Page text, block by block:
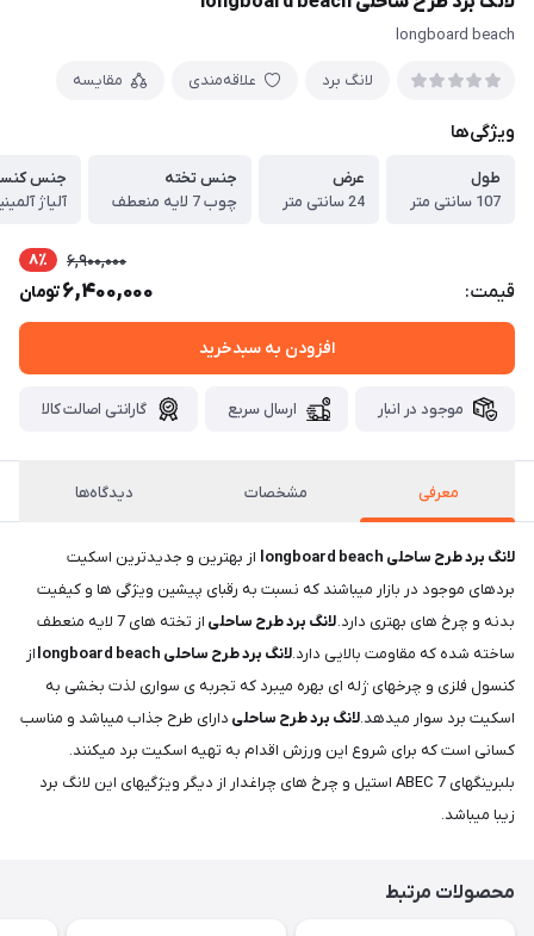
longboard beach
لانگ برد علاقه‌مندی مقایسه
ویژگی‌ها
طول
107 سانتی متر
عرض
24 سانتی متر
جنس تخته
چوب 7 لایه منعطف
جنس
آلیاژ
قیمت:
6,900,000 8٪
6,400,000تومان
افزودن به سبدخرید
موجود در انبار ارسال سریع گارانتی اصالت کالا
معرفی مشخصات دیدگاه‌ها
لانگ برد طرح ساحلی longboard beach
از بهترین و جدیدترین اسکیت
بردهای موجود در بازار میباشند که نسبت به رقبای پیشین ویژگی ها و کیفیت
بدنه و چرخ های بهتری دارد.لانگ برد طرح ساحلی
از تخته های 7 لایه منعطف
ساخته شده که مقاومت بالایی دارد.لانگ برد طرح ساحلی longboard beach
از
کنسول فلزی و چرخهای ژله ای بهره میبرد که تجربه ی سواری لذت بخشی به
اسکیت برد سوار میدهد.لانگ برد طرح ساحلی دارای طرح جذاب میباشد و مناسب
کسانی است که برای شروع این ورزش اقدام به تهیه اسکیت برد میکنند.
بلبرینگهای ABEC 7 استیل و چرخ های چراغدار از دیگر ویژگیهای این لانگ برد
زیبا میباشد.
محصولات مرتبط